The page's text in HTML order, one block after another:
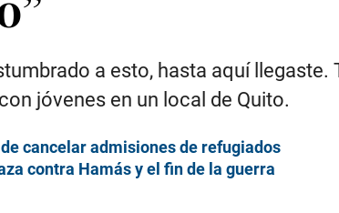
a esto, hasta aquí
jóvenes en un local de Quito.
cancelar admisiones de refugiados
contra Hamás y el fin de la guerra